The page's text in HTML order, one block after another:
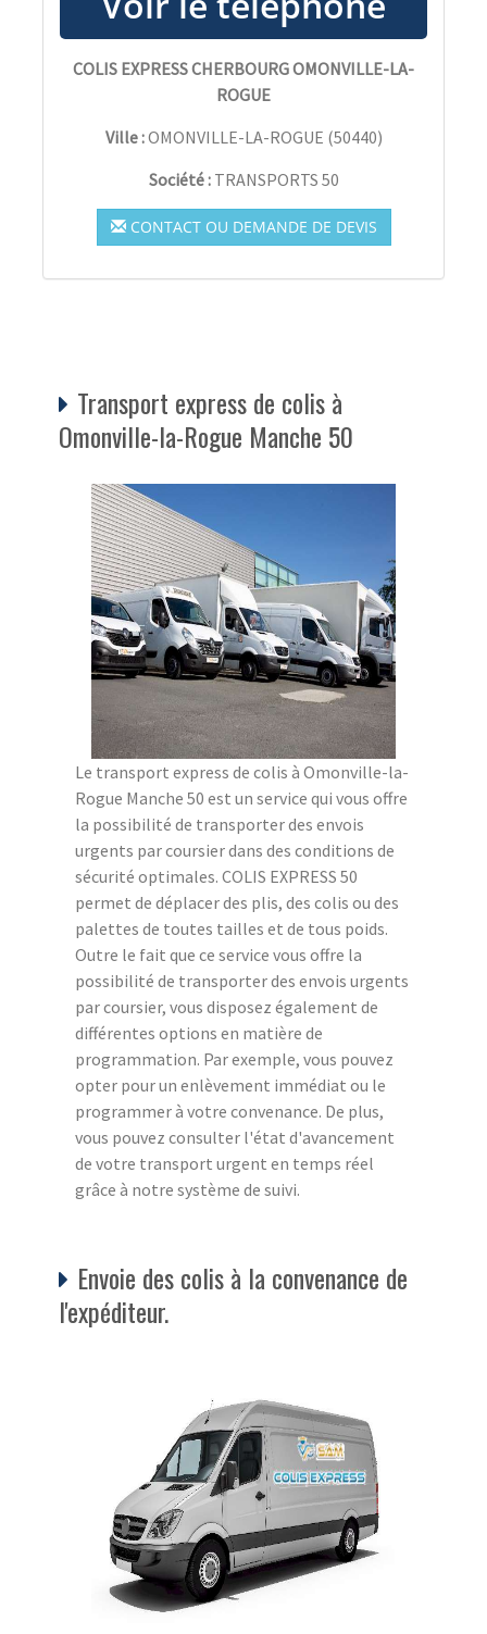
COLIS EXPRESS CHERBOURG OMONVILLE-LA-
ROGUE
Ville :OMONVILLE-LA-ROGUE (50440)
Société : TRANSPORTS 50
CONTACT OU DEMANDE DE DEVIS
Transport express de colis à
Omonville-la-Rogue Manche 50
Le transport express de colis à Omonville-la-
Rogue Manche 50 est un service qui vous offre
la possibilité de transporter des envois
urgents par coursier dans des conditions de
sécurité optimales. COLIS EXPRESS 50
permet de déplacer des plis, des colis ou des
palettes de toutes tailles et de tous poids.
Outre le fait que ce service vous offre la
possibilité de transporter des envois urgents
par coursier, vous disposez également de
différentes options en matière de
programmation. Par exemple, vous pouvez
opter pour un enlèvement immédiat ou le
programmer à votre convenance. De plus,
vous pouvez consulter l'état d'avancement
de votre transport urgent en temps réel
grâce à notre système de suivi.
Envoie des colis à la convenance de
l'expéditeur.